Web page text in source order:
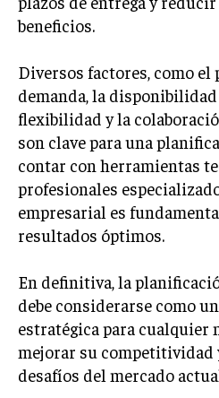
beneficios.
Diversos factores, como
demanda, la
flexibilidad y la
son clave para una
contar con herramientas
profesionales
empresarial es
resultados óptimos.
En definitiva, la
debe considerarse como
estratégica para cualquier
mejorar su competitividad
desafíos del mercado